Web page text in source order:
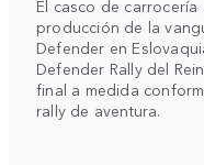
El casco de carrocería
producción de la
Defender en
Defender Rally del
final a medida
rally de aventura.